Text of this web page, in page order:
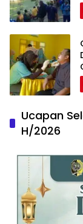
Ucapan
H/2026